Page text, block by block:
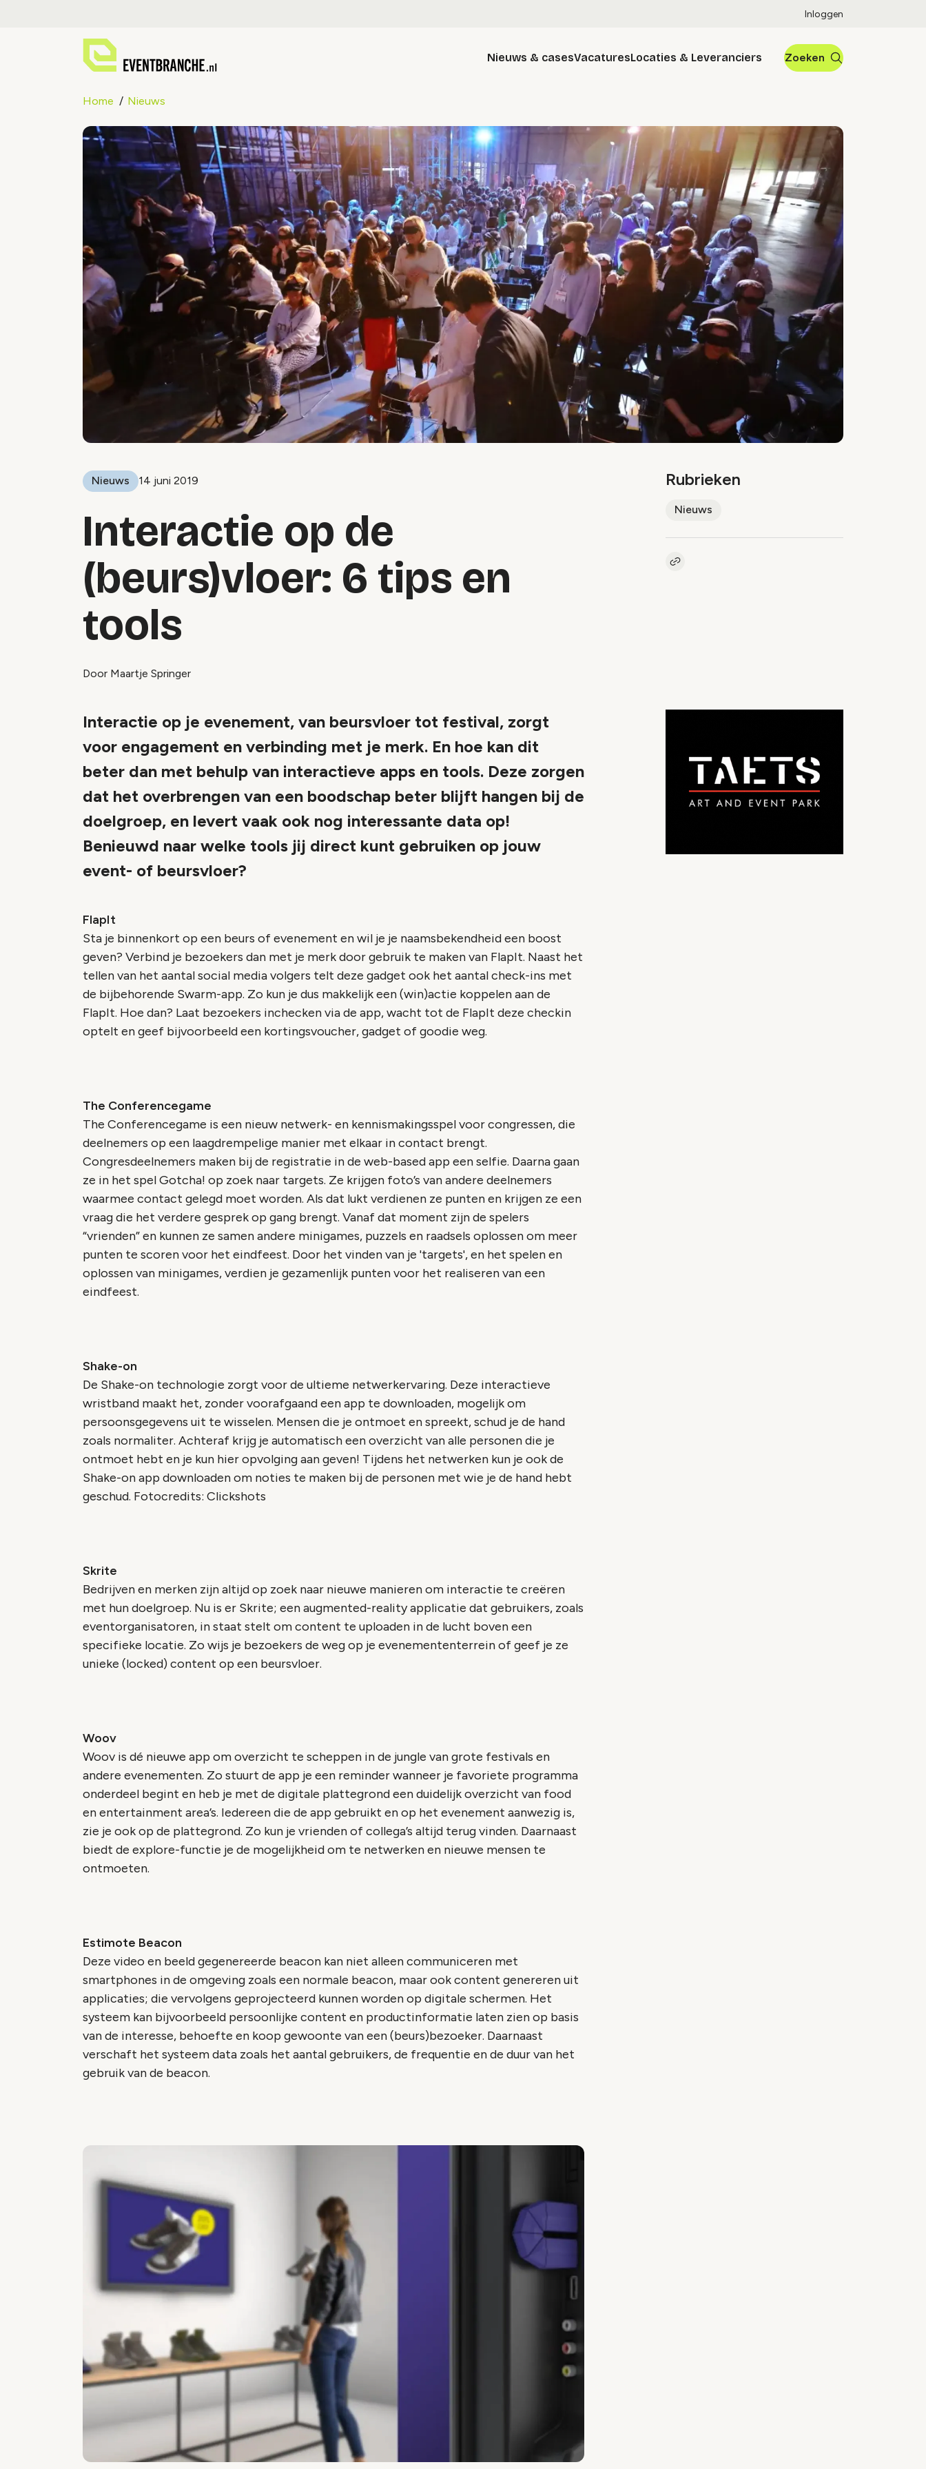
Inloggen
Nieuws & casesVacaturesLocaties & Leveranciers Zoeken
Home Nieuws
Nieuws 14 juni 2019
Interactie op de
(beurs)vloer: 6 tips en
tools
Door Maartje Springer
Rubrieken
Nieuws
Kopieer link naar artikel
Interactie op je evenement, van beursvloer tot festival, zorgt
voor engagement en verbinding met je merk. En hoe kan dit
beter dan met behulp van interactieve apps en tools. Deze zorgen
dat het overbrengen van een boodschap beter blijft hangen bij de
doelgroep, en levert vaak ook nog interessante data op!
Benieuwd naar welke tools jij direct kunt gebruiken op jouw
event- of beursvloer?
FlapIt
Sta je binnenkort op een beurs of evenement en wil je je naamsbekendheid een boost
geven? Verbind je bezoekers dan met je merk door gebruik te maken van FlapIt. Naast het
tellen van het aantal social media volgers telt deze gadget ook het aantal check-ins met
de bijbehorende Swarm-app. Zo kun je dus makkelijk een (win)actie koppelen aan de
FlapIt. Hoe dan? Laat bezoekers inchecken via de app, wacht tot de FlapIt deze checkin
optelt en geef bijvoorbeeld een kortingsvoucher, gadget of goodie weg.
The Conferencegame
The Conferencegame is een nieuw netwerk- en kennismakingsspel voor congressen, die
deelnemers op een laagdrempelige manier met elkaar in contact brengt.
Congresdeelnemers maken bij de registratie in de web-based app een selfie. Daarna gaan
ze in het spel Gotcha! op zoek naar targets. Ze krijgen foto’s van andere deelnemers
waarmee contact gelegd moet worden. Als dat lukt verdienen ze punten en krijgen ze een
vraag die het verdere gesprek op gang brengt. Vanaf dat moment zijn de spelers
“vrienden” en kunnen ze samen andere minigames, puzzels en raadsels oplossen om meer
punten te scoren voor het eindfeest. Door het vinden van je 'targets', en het spelen en
oplossen van minigames, verdien je gezamenlijk punten voor het realiseren van een
eindfeest.
Shake-on
De Shake-on technologie zorgt voor de ultieme netwerkervaring. Deze interactieve
wristband maakt het, zonder voorafgaand een app te downloaden, mogelijk om
persoonsgegevens uit te wisselen. Mensen die je ontmoet en spreekt, schud je de hand
zoals normaliter. Achteraf krijg je automatisch een overzicht van alle personen die je
ontmoet hebt en je kun hier opvolging aan geven! Tijdens het netwerken kun je ook de
Shake-on app downloaden om noties te maken bij de personen met wie je de hand hebt
geschud. Fotocredits: Clickshots
Skrite
Bedrijven en merken zijn altijd op zoek naar nieuwe manieren om interactie te creëren
met hun doelgroep. Nu is er Skrite; een augmented-reality applicatie dat gebruikers, zoals
eventorganisatoren, in staat stelt om content te uploaden in de lucht boven een
specifieke locatie. Zo wijs je bezoekers de weg op je evenemententerrein of geef je ze
unieke (locked) content op een beursvloer.
Woov
Woov is dé nieuwe app om overzicht te scheppen in de jungle van grote festivals en
andere evenementen. Zo stuurt de app je een reminder wanneer je favoriete programma
onderdeel begint en heb je met de digitale plattegrond een duidelijk overzicht van food
en entertainment area’s. Iedereen die de app gebruikt en op het evenement aanwezig is,
zie je ook op de plattegrond. Zo kun je vrienden of collega’s altijd terug vinden. Daarnaast
biedt de explore-functie je de mogelijkheid om te netwerken en nieuwe mensen te
ontmoeten.
Estimote Beacon
Deze video en beeld gegenereerde beacon kan niet alleen communiceren met
smartphones in de omgeving zoals een normale beacon, maar ook content genereren uit
applicaties; die vervolgens geprojecteerd kunnen worden op digitale schermen. Het
systeem kan bijvoorbeeld persoonlijke content en productinformatie laten zien op basis
van de interesse, behoefte en koop gewoonte van een (beurs)bezoeker. Daarnaast
verschaft het systeem data zoals het aantal gebruikers, de frequentie en de duur van het
gebruik van de beacon.